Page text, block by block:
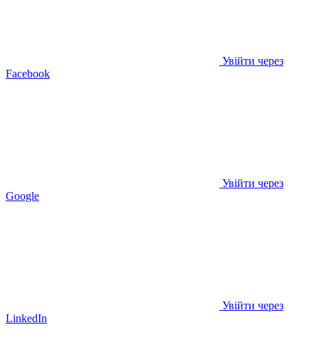
Увійти через
Facebook
Увійти через
Google
Увійти через
LinkedIn